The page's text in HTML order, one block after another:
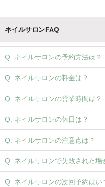
ネイルサロンFAQ
ネイルサロンの予約方法は？
ネイルサロンの料金は？
ネイルサロンの営業時間は？
ネイルサロンの休日は？
ネイルサロンの注意点は？
ネイルサロンで失敗された場
ネイルサロンの次回予約はい